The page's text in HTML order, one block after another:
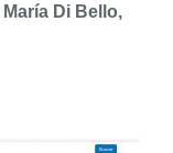
Di Bello,